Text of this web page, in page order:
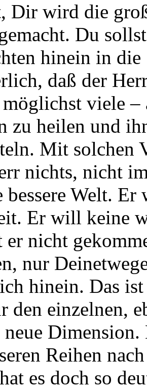
Dir wird die
Du
hinein in
daß der
viele –
zu heilen und
Mit solchen
nichts, nicht
Welt.
Er will keine
er nicht
nur
hinein. Das
den einzelnen,
neue
Reihen
es doch so